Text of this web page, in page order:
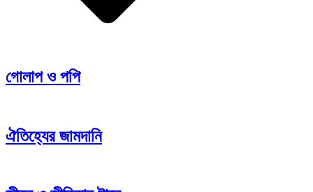
গোলাপ ও পপি
ঐতিহ্যের জামদানি